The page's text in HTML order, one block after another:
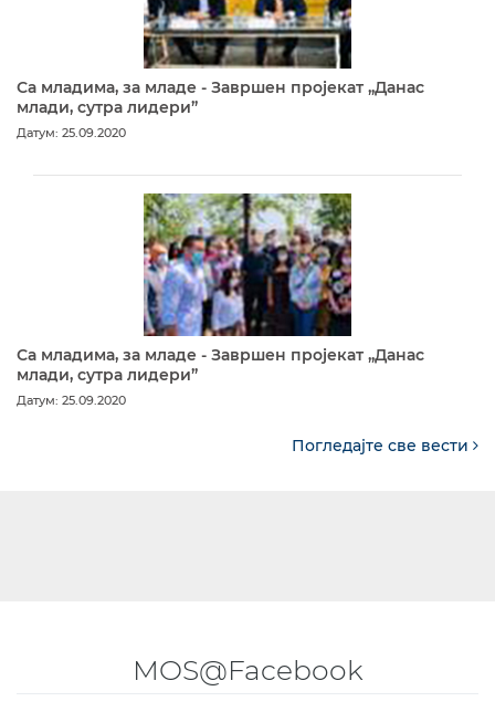
Са младима, за младе - Завршен пројекат „Данас
млади, сутра лидери”
Датум: 25.09.2020
Са младима, за младе - Завршен пројекат „Данас
млади, сутра лидери”
Датум: 25.09.2020
Погледајте све вести
MOS@Facebook